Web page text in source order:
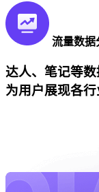
流量数据
达人、笔记等
为用户展现各行